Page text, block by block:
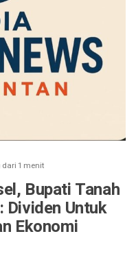
1 menit
Bupati Tanah
Dividen Untuk
Ekonomi